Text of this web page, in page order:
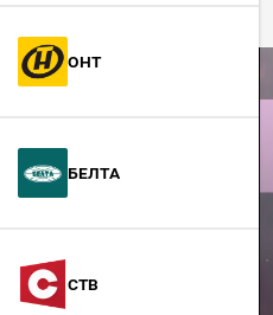
ОНТ
БелТА
СТВ